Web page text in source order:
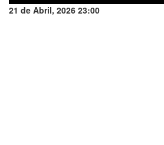
21 de Abril, 2026 23:00